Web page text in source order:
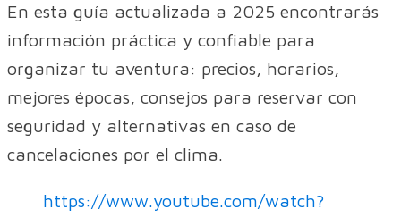
En esta guía actualizada a 2025 encontrarás
información práctica y confiable para
organizar tu aventura: precios, horarios,
mejores épocas, consejos para reservar con
seguridad y alternativas en caso de
cancelaciones por el clima.
https://www.youtube.com/watch?